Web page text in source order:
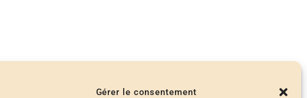
Gérer le consentement